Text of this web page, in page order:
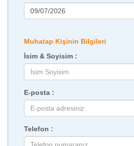
Muhatap Kişinin Bilgileri
İsim & Soyisim :
E-posta :
Telefon :